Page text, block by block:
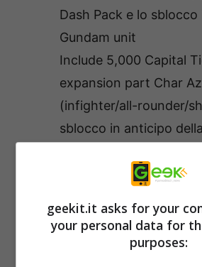
Dash Pack e lo
Gundam unit
Include 5,000 Capital
expansion part Char
(infighter/all-rounder/
sblocco in anticipo
Gundam unit
Gundam unit
geekit.it asks for your
your personal data for
purposes: